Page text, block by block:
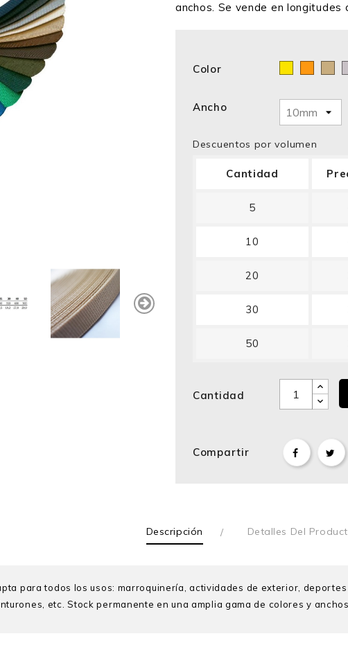
anchos. Se vende en longitudes
Color
Ancho
Descuentos por volumen
Cantidad
5
10
20
30
50
Cantidad
Compartir
Descripción Detalles Del
para todos los usos: marroquinería, actividades de exterior,
etc. Stock permanente en una amplia gama de colores y